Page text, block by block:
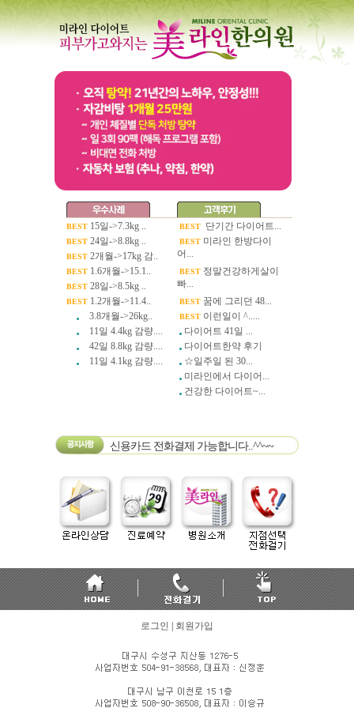
BEST 15일->7.3kg ..
BEST 24일->8.8kg ..
BEST 2개월->17kg 감..
BEST 1.6개월->15.1..
BEST 28일->8.5kg ..
BEST 1.2개월->11.4..
3.8개월->26kg..
11일 4.4kg 감량....
42일 8.8kg 감량....
11일 4.1kg 감량....
BEST 단기간 다이어트...
BEST 미라인 한방다이
어...
BEST 정말건강하게살이
빠...
BEST 꿈에 그리던 48...
BEST 이런일이 ^.....
다이어트 41일 ...
다이어트한약 후기
☆일주일 된 30...
미라인에서 다이어...
건강한 다이어트~...
신용카드 전화결제 가능합니다..^^~~
로그인 회원가입